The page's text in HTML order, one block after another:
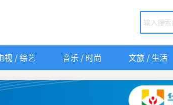
视 / 综艺 音乐 / 时尚 文旅 / 生活